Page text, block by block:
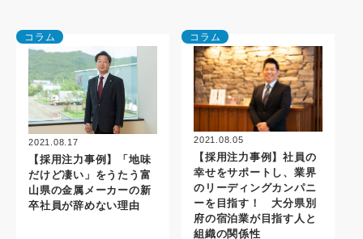
コラム
2021.08.17
【採用注力事例】「地味
だけど凄い」をうたう富
山県の金属メーカーの新
卒社員が辞めない理由
コラム
2021.08.05
【採用注力事例】社員の
幸せをサポートし、業界
のリーディングカンパニ
ーを目指す！ 大分県別
府の宿泊業が目指す人と
組織の関係性